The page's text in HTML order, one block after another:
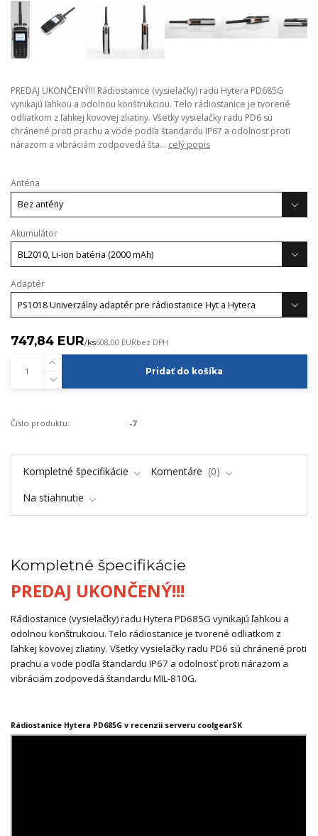
PREDAJ UKONČENÝ!!! Rádiostanice (vysielačky) radu Hytera PD685G
vynikajú ľahkou a odolnou konštrukciou. Telo rádiostanice je tvorené
odliatkom z ľahkej kovovej zliatiny. Všetky vysielačky radu PD6 sú
chránené proti prachu a vode podľa štandardu IP67 a odolnosť proti
nárazom a vibráciám zodpovedá šta... celý popis
Anténa
Akumulátor
Adaptér
747,84 EUR/ks608,00 EURbez DPH
Pridať do košíka
Číslo produktu: -7
Kompletné špecifikácie Komentáre
0
Na stiahnutie
Kompletné špecifikácie
PREDAJ UKONČENÝ!!!
Rádiostanice (vysielačky) radu Hytera PD685G vynikajú ľahkou a
odolnou konštrukciou. Telo rádiostanice je tvorené odliatkom z
ľahkej kovovej zliatiny. Všetky vysielačky radu PD6 sú chránené proti
prachu a vode podľa štandardu IP67 a odolnosť proti nárazom a
vibráciám zodpovedá štandardu MIL-810G.
Rádiostanice Hytera PD685G v recenzii serveru coolgearSK